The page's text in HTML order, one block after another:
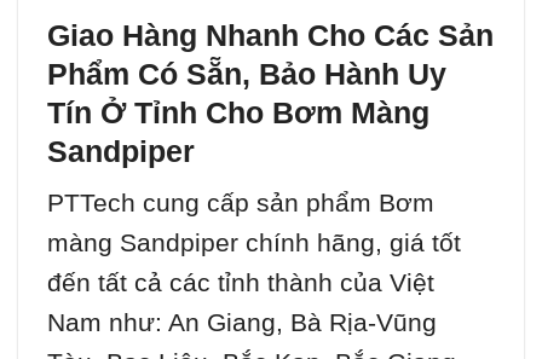
Giao Hàng Nhanh Cho Các Sản
Phẩm Có Sẵn, Bảo Hành Uy
Tín Ở Tỉnh Cho Bơm Màng
Sandpiper
PTTech cung cấp sản phẩm Bơm
màng Sandpiper chính hãng, giá tốt
đến tất cả các tỉnh thành của Việt
Nam như: An Giang, Bà Rịa-Vũng